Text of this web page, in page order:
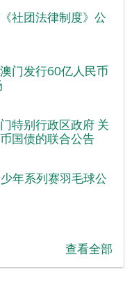
社团法律制度》公
门发行60亿人民币
特别行政区政府 关
国债的联合公告
年系列赛羽毛球公
查看全部